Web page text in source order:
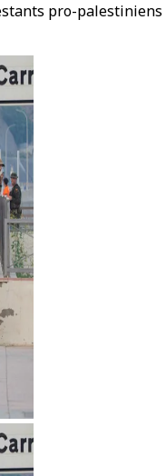
pro-